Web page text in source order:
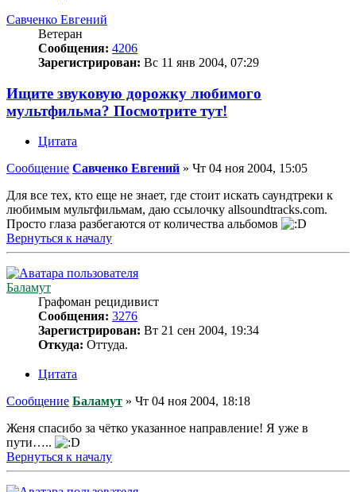
Савченко Евгений
Ветеран
Сообщения: 4206
Зарегистрирован: Вс 11 янв 2004, 07:29
Ищите звуковую дорожку любимого
мультфильма? Посмотрите тут!
Цитата
Сообщение Савченко Евгений » Чт 04 ноя 2004, 15:05
Для все тех, кто еще не знает, где стоит искать саундтреки к
любимым мультфильмам, даю ссылочку allsoundtracks.com.
Просто глаза разбегаются от количества альбомов
Вернуться к началу
Баламут
Графоман рецидивист
Сообщения: 3276
Зарегистрирован: Вт 21 сен 2004, 19:34
Откуда: Оттуда.
Цитата
Сообщение Баламут » Чт 04 ноя 2004, 18:18
Женя спасибо за чётко указанное направление! Я уже в
пути…..
Вернуться к началу